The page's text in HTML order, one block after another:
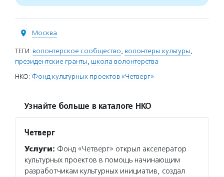
Москва
ТЕГИ: волонтерское сообщество, волонтеры культуры,
президентские гранты, школа волонтерства
НКО: Фонд культурных проектов «Четверг»
Узнайте больше в каталоге НКО
Четверг
Услуги: Фонд «Четверг» открыл акселератор
культурных проектов в помощь начинающим
разработчикам культурных инициатив, создал